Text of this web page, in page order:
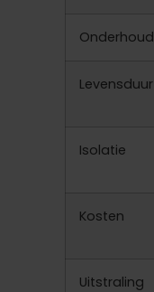
Onderhoud
Levensduur
Isolatie
Kosten
Uitstraling